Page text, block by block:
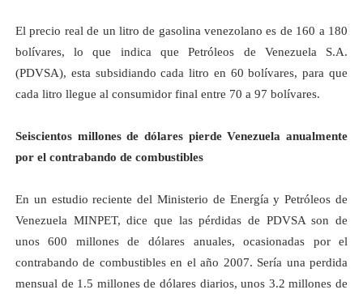
El precio real de un litro de gasolina venezolano es de 160 a 180
bolívares, lo que indica que Petróleos de Venezuela S.A.
(PDVSA), esta subsidiando cada litro en 60 bolívares, para que
cada litro llegue al consumidor final entre 70 a 97 bolívares.
Seiscientos millones de dólares pierde Venezuela anualmente
por el contrabando de combustibles
En un estudio reciente del Ministerio de Energía y Petróleos de
Venezuela MINPET, dice que las pérdidas de PDVSA son de
unos 600 millones de dólares anuales, ocasionadas por el
contrabando de combustibles en el año 2007. Sería una perdida
mensual de 1.5 millones de dólares diarios, unos 3.2 millones de